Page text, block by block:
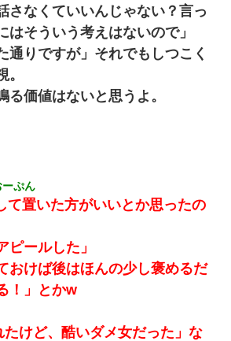
サせて」って言った結果
がおかしくなった。私「理由を聞いても
鳴り付けてくるし、困っってる」旦那
日・・・
闘病中に長女から信じられない言葉を受
ストーカーされていた。俺「マジで怖い」
→女性社員「実は10数年前に…」
さなくていいんじゃない？言っ
はそういう考えはないので」
通りですが」それでもしつこく
。
る価値はないと思うよ。
ぷん
て置いた方がいいとか思ったの
ピールした」
おけば後はほんの少し褒めるだ
！」とかw
たけど、酷いダメ女だった」な